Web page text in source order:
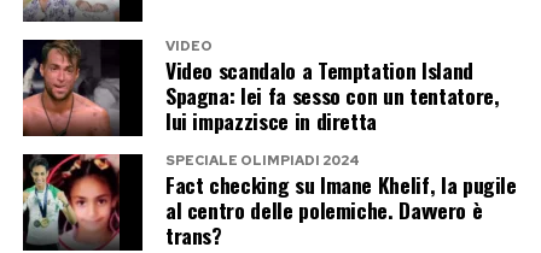
Post Views: 782
VIDEO
Video scandalo a Temptation Island
Spagna: lei fa sesso con un tentatore,
lui impazzisce in diretta
SPECIALE OLIMPIADI 2024
Fact checking su Imane Khelif, la pugile
al centro delle polemiche. Davvero è
trans?